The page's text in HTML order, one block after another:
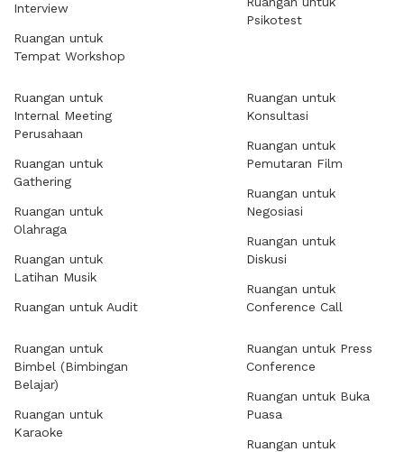
Interview
Ruangan untuk
Tempat Workshop
Psikotest
Ruangan untuk
Internal Meeting
Perusahaan
Ruangan untuk
Gathering
Ruangan untuk
Olahraga
Ruangan untuk
Latihan Musik
Ruangan untuk Audit
Ruangan untuk
Konsultasi
Ruangan untuk
Pemutaran Film
Ruangan untuk
Negosiasi
Ruangan untuk
Diskusi
Ruangan untuk
Conference Call
Ruangan untuk
Bimbel (Bimbingan
Belajar)
Ruangan untuk
Karaoke
Ruangan untuk Press
Conference
Ruangan untuk Buka
Puasa
Ruangan untuk